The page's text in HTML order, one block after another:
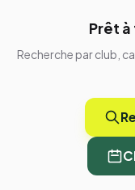
Prêt
Recherche par club,